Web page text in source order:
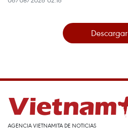
Descargar
AGENCIA VIETNAMITA DE NOTICIAS